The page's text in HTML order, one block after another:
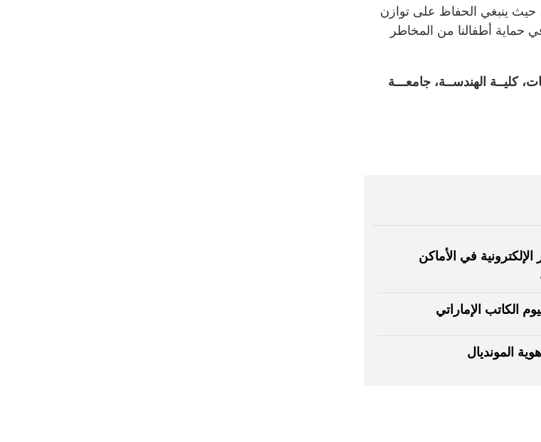
حيث ينبغي الحفاظ على توازن
حماية أطفالنا من المخاطر
الهندســة، جامعـــة
الإلكترونية في الأماكن
الكاتب الإماراتي
المونديال